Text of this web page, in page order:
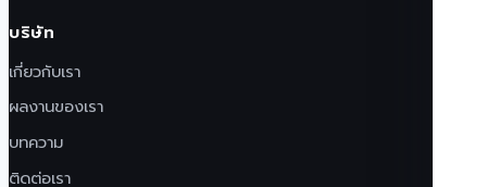
บริษัท
เกี่ยวกับเรา
ผลงานของเรา
บทความ
ติดต่อเรา